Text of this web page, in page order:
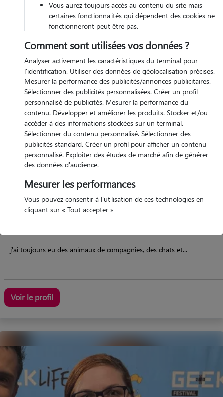
DOMFRONT EN POIRAIE 61700
maison possède des animaux
j'ai toujours eu des animaux de compagnies, des chats et...
Voir le profil
Vous aurez toujours accès au contenu du site mais
certaines fonctionnalités qui dépendent des cookies ne
fonctionneront peut-être pas.
Comment sont utilisées vos données ?
Analyser activement les caractéristiques du terminal pour
l'identification. Utiliser des données de géolocalisation précises.
Mesurer la performance des publicités/annonces publicitaires.
Sélectionner des publicités personnalisées. Créer un profil
personnalisé de publicités. Mesurer la performance du
contenu. Développer et améliorer les produits. Stocker et/ou
accéder à des informations stockées sur un terminal.
Sélectionner du contenu personnalisé. Sélectionner des
publicités standard. Créer un profil pour afficher un contenu
personnalisé. Exploiter des études de marché afin de générer
des données d'audience.
Mesurer les performances
Vous pouvez consentir à l'utilisation de ces technologies en
cliquant sur « Tout accepter »